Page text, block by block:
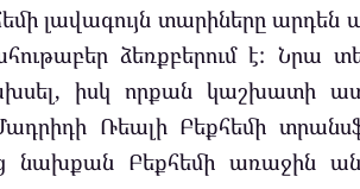
լավագույն տարիները արդեն
ձեռքբերում է: Նրա
իսկ որքան կաշխատի
Ռեալի Բեքհեմի
նախքան Բեքհեմի առաջին